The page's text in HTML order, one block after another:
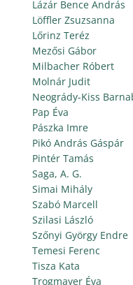
Lázár Bence András
Löffler Zsuzsanna
Lőrinz Teréz
Mezősi Gábor
Milbacher Róbert
Molnár Judit
Neogrády-Kiss
Pap Éva
Pászka Imre
Pikó András Gáspár
Pintér Tamás
Saga, A. G.
Simai Mihály
Szabó Marcell
Szilasi László
Szőnyi György Endre
Temesi Ferenc
Tisza Kata
Trogmayer Éva